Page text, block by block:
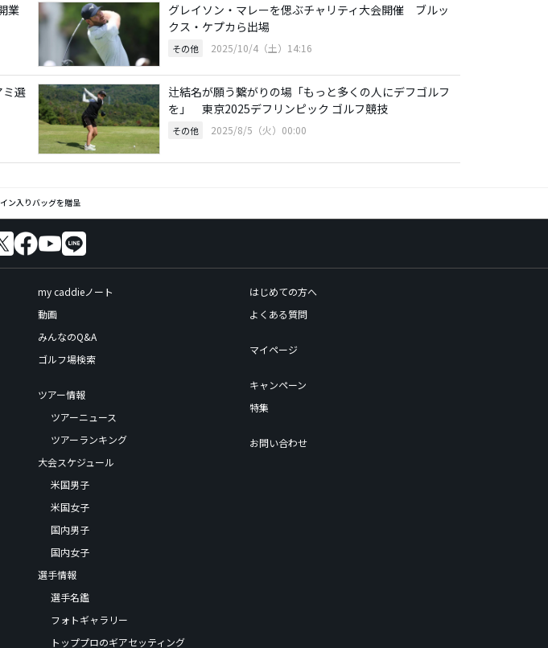
業
グレイソン・マレーを偲ぶチャリティ大会開催 ブルッ
クス・ケプカら出場
その他 2025/10/4（土）14:16
選
辻結名が願う繋がりの場「もっと多くの人にデフゴルフ
を」 東京2025デフリンピック ゴルフ競技
その他 2025/8/5（火）00:00
ン入りバッグを贈呈
my caddieノート
動画
みんなのQ&A
ゴルフ場検索
ツアー情報
ツアーニュース
ツアーランキング
大会スケジュール
米国男子
米国女子
国内男子
国内女子
選手情報
選手名鑑
フォトギャラリー
トッププロのギアセッティング
はじめての方へ
よくある質問
マイページ
キャンペーン
特集
お問い合わせ